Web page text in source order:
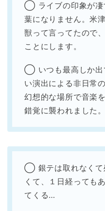
◯ ライブの印象が凄
葉になりません。米
獣って言ってたので
ことにします。
◯ いつも最高しか出
い演出による非日常
幻想的な場所で音楽
錯覚に襲われました。
◯ 銀テは取れなくて
くて、１日経っても
てくる…